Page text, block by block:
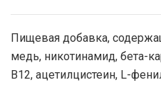
Пищевая добавка,
медь, никотинамид, бета-
В12, ацетилцистеин, L-